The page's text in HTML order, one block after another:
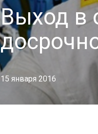
Выход в
15 января 2016